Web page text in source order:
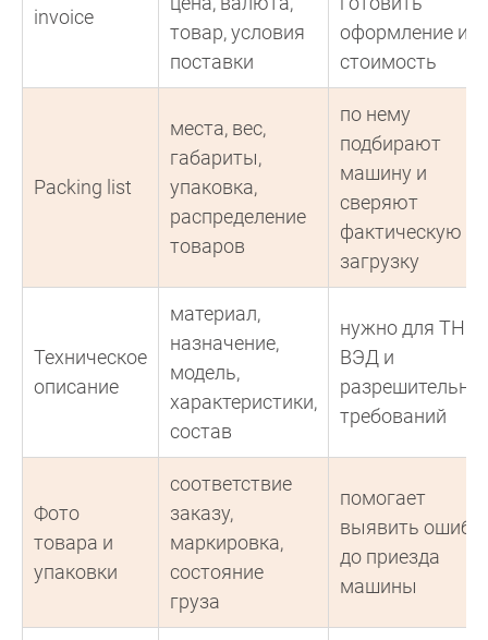
invoice
товар, условия
поставки
оформление и
стоимость
Packing list
места, вес,
габариты,
упаковка,
распределение
товаров
по нему
подбирают
машину и
сверяют
фактическую
загрузку
Техническое
описание
материал,
назначение,
модель,
характеристики,
состав
нужно для ТН
ВЭД и
требований
Фото
товара и
упаковки
соответствие
заказу,
маркировка,
состояние
груза
помогает
выявить
до приезда
машины